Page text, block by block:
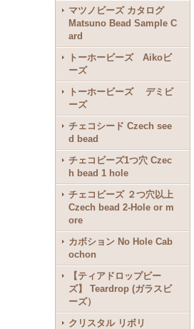
マツノビーズ カタログ
Matsuno Bead Sample C
ard
トーホービーズ Aikoビ
ーズ
トーホービーズ デミビ
ーズ
チェコシード Czech see
d bead
チェコビーズ1つ穴 Czec
h bead 1 hole
チェコビーズ ２つ穴以上
Czech bead 2-Hole or m
ore
カボション No Hole Cab
ochon
【ティアドロップビー
ズ】 Teardrop (ガラスビ
ーズ）
クリスタル リボリ